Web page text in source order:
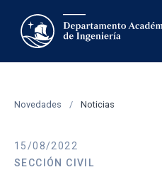
Novedades / Noticias
15/08/2022
SECCIÓN CIVIL